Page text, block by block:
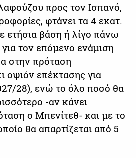
προς τον Ισπανό,
φτάνει τα 4 εκατ.
ετήσια βάση ή λίγο πάνω
τον επόμενο ενάμιση
στην πρόταση
οψιόν επέκτασης για
28), ενώ το όλο ποσό θα
-αν κάνει
ο Μπενίτεθ- και με το
θα απαρτίζεται από 5